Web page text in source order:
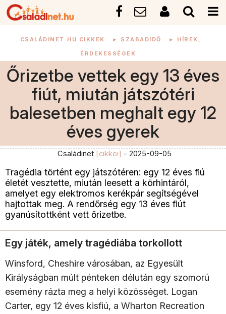
CSALÁDINET.HU CIKKEK ► SZABADIDŐ ► HÍREK,
ÉRDEKESSÉGEK
Őrizetbe vettek egy 13 éves
fiút, miután játszótéri
balesetben meghalt egy 12
éves gyerek
Családinet [cikkei] - 2025-09-05
Tragédia történt egy játszótéren: egy 12 éves fiú
életét vesztette, miután leesett a körhintáról,
amelyet egy elektromos kerékpár segítségével
hajtottak meg. A rendőrség egy 13 éves fiút
gyanúsítottként vett őrizetbe.
Egy játék, amely tragédiába torkollott
Winsford, Cheshire városában, az Egyesült
Királyságban múlt pénteken délután egy szomorú
esemény rázta meg a helyi közösséget. Logan
Carter, egy 12 éves kisfiú, a Wharton Recreation